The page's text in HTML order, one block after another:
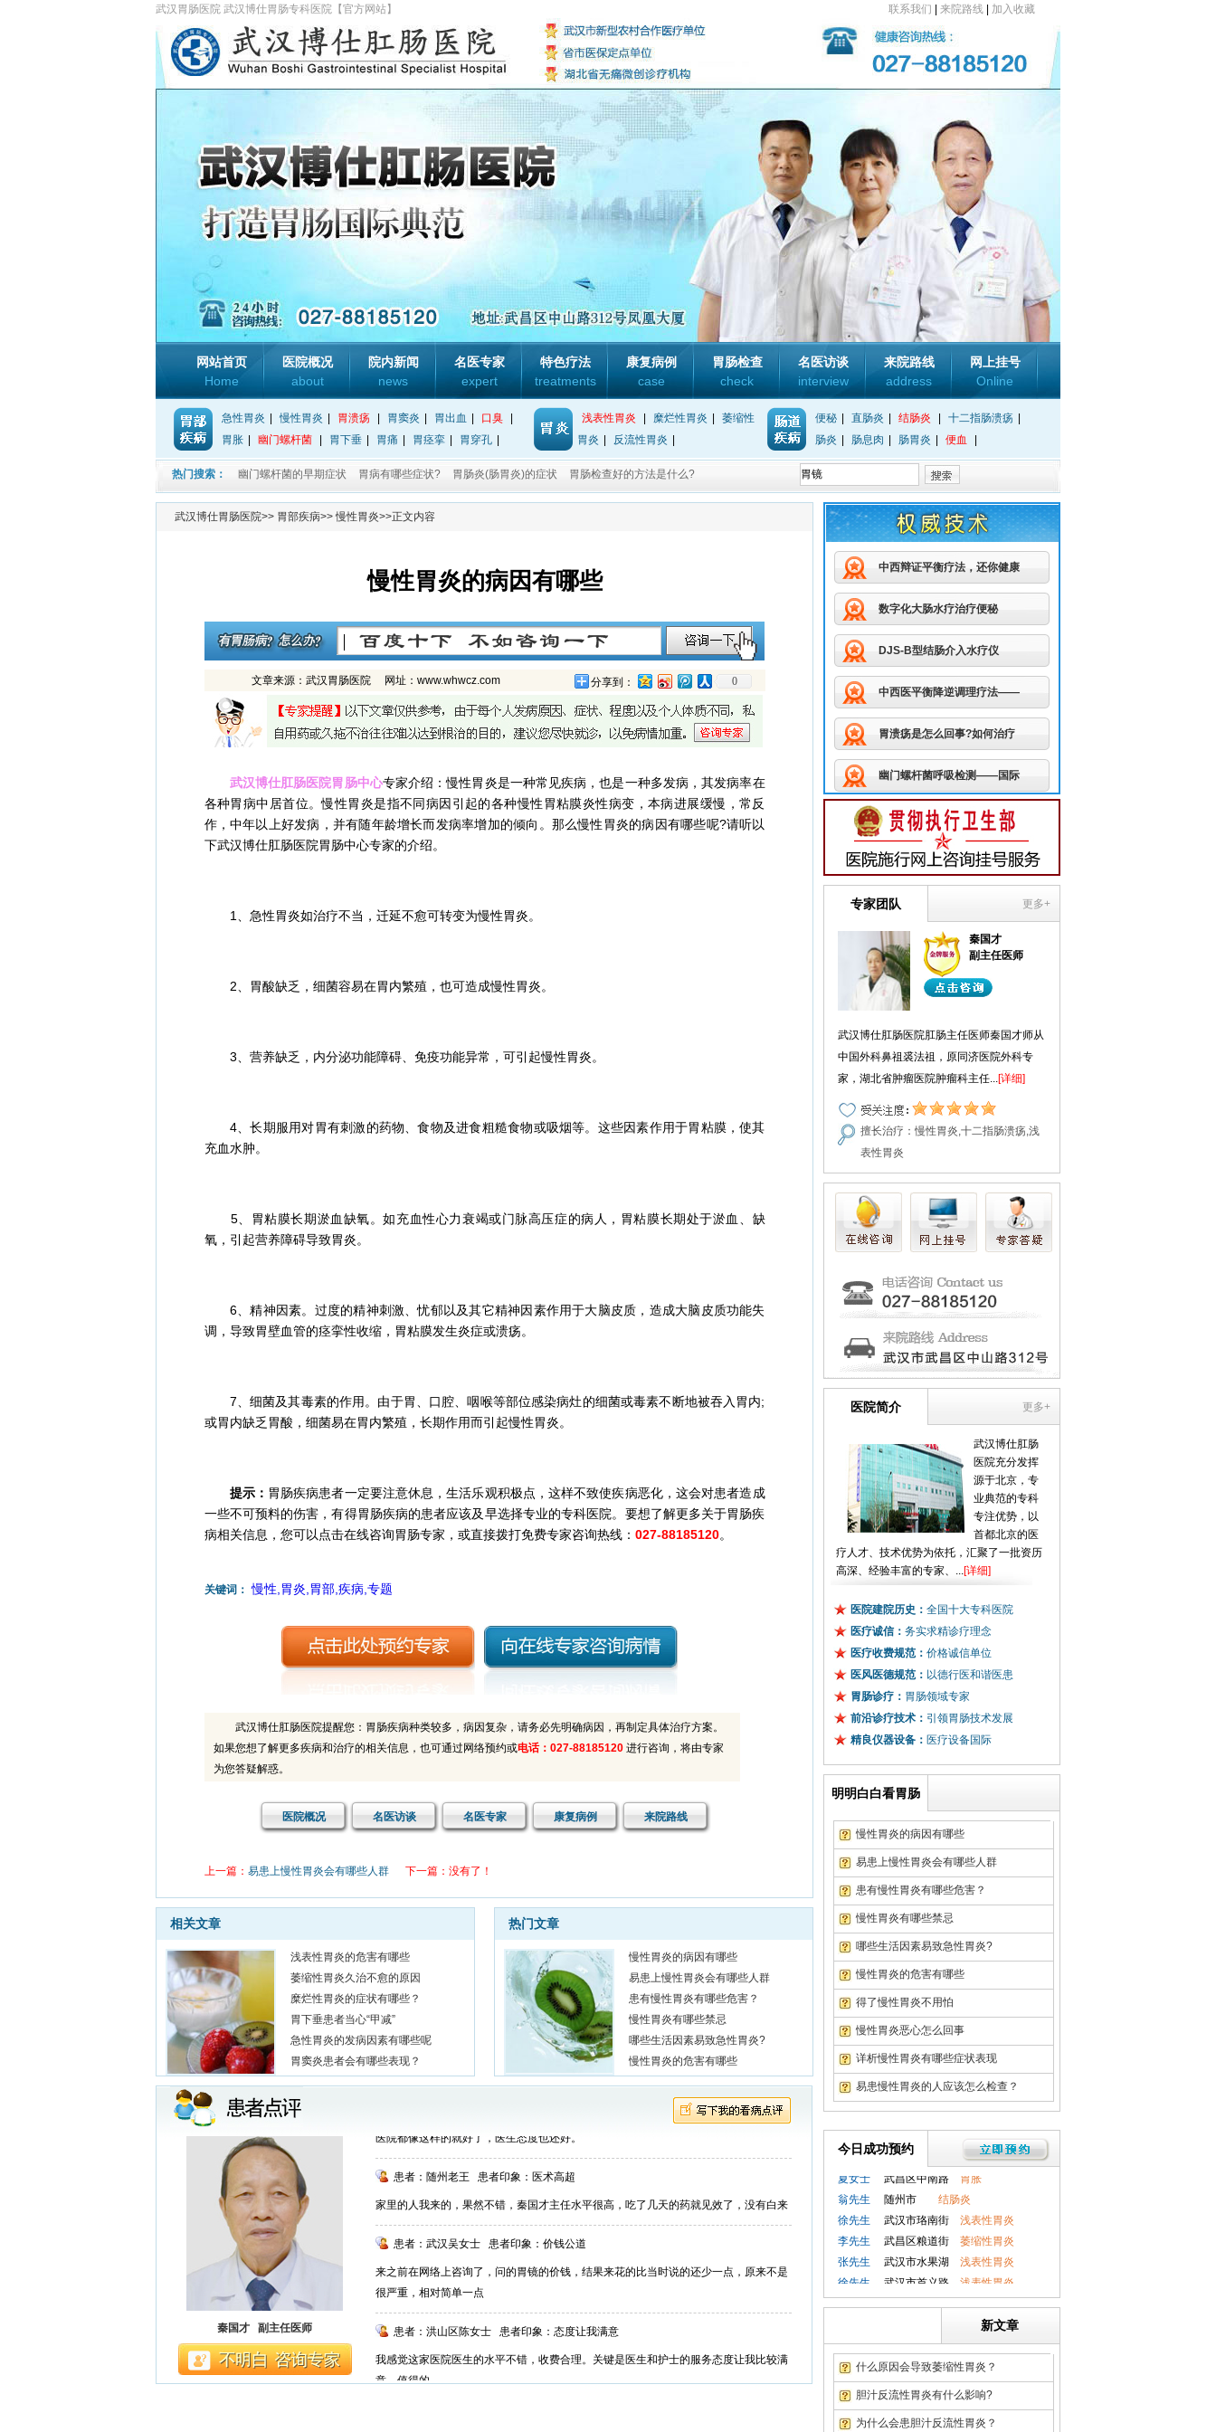
武汉胃肠医院 武汉博仕胃肠专科医院【官方网站】 联系我们 来院路线 加入收藏
网站首页
Home
医院概况
about
院内新闻
news
名医专家
expert
特色疗法
treatments
康复病例
case
胃肠检查
check
名医访谈
interview
来院路线
address
网上挂号
Online
急性胃炎 慢性胃炎 胃溃疡 胃窦炎 胃出血 口臭
胃胀
幽门螺杆菌 胃下垂 胃痛 胃痉挛 胃穿孔
浅表性胃炎 糜烂性胃炎
萎缩性
胃炎
反流性胃炎
便秘 直肠炎 结肠炎 十二指肠溃疡
肠炎
肠息肉 肠胃炎 便血
热门搜索： 幽门螺杆菌的早期症状 胃病有哪些症状? 胃肠炎(肠胃炎)的症状 胃肠检查好的方法是什么?
武汉博仕胃肠医院>> 胃部疾病>>慢性胃炎>>正文内容
慢性胃炎的病因有哪些
文章来源：武汉胃肠医院 网址：www.whwcz.com 分享到： 0
武汉博仕肛肠医院胃肠中心专家介绍：慢性胃炎是一种常见疾病，也是一种多发病，其发病率在
各种胃病中居首位。慢性胃炎是指不同病因引起的各种慢性胃粘膜炎性病变，本病进展缓慢，常反
作，中年以上好发病，并有随年龄增长而发病率增加的倾向。那么慢性胃炎的病因有哪些呢?请听以
下武汉博仕肛肠医院胃肠中心专家的介绍。
1、急性胃炎如治疗不当，迁延不愈可转变为慢性胃炎。
2、胃酸缺乏，细菌容易在胃内繁殖，也可造成慢性胃炎。
3、营养缺乏，内分泌功能障碍、免疫功能异常，可引起慢性胃炎。
4、长期服用对胃有刺激的药物、食物及进食粗糙食物或吸烟等。这些因素作用于胃粘膜，使其
充血水肿。
5、胃粘膜长期淤血缺氧。如充血性心力衰竭或门脉高压症的病人，胃粘膜长期处于淤血、缺
氧，引起营养障碍导致胃炎。
6、精神因素。过度的精神刺激、忧郁以及其它精神因素作用于大脑皮质，造成大脑皮质功能失
调，导致胃壁血管的痉挛性收缩，胃粘膜发生炎症或溃疡。
7、细菌及其毒素的作用。由于胃、口腔、咽喉等部位感染病灶的细菌或毒素不断地被吞入胃内;
或胃内缺乏胃酸，细菌易在胃内繁殖，长期作用而引起慢性胃炎。
提示： 胃肠疾病患者一定要注意休息，生活乐观积极点，这样不致使疾病恶化，这会对患者造成
一些不可预料的伤害，有得胃肠疾病的患者应该及早选择专业的专科医院。要想了解更多关于胃肠疾
病相关信息，您可以点击在线咨询胃肠专家，或直接拨打免费专家咨询热线： 027-88185120。
关键词： 慢性,胃炎,胃部,疾病,专题
武汉博仕肛肠医院提醒您：胃肠疾病种类较多，病因复杂，请务必先明确病因，再制定具体治疗方案。
如果您想了解更多疾病和治疗的相关信息，也可通过网络预约或电话：027-88185120 进行咨询，将由专家
为您答疑解惑。
医院概况 名医访谈 名医专家 康复病例 来院路线
上一篇： 易患上慢性胃炎会有哪些人群 下一篇：没有了！
相关文章
浅表性胃炎的危害有哪些
萎缩性胃炎久治不愈的原因
糜烂性胃炎的症状有哪些？
胃下垂患者当心“甲减”
急性胃炎的发病因素有哪些呢
胃窦炎患者会有哪些表现？
热门文章
慢性胃炎的病因有哪些
易患上慢性胃炎会有哪些人群
患有慢性胃炎有哪些危害？
慢性胃炎有哪些禁忌
哪些生活因素易致急性胃炎?
慢性胃炎的危害有哪些
秦国才 副主任医师
患者：武汉小张 患者印象：医院环境不错
前些日子陪老爸老妈去做身体检查，医院环境不错，大夫也很认真负责。没有什么大毛
患者：宜昌钱先生 患者印象：不错，医生水平不错
患的是慢性糜烂性胃炎，去过好多家医院都没有治断根，还是在网上看到博仕肛肠医院
的，经过秦主任的治疗，吃了几个疗程的药后，现在好多了，在这里谢谢秦主任。
患者：武汉刘先生 患者印象：医院环境好，看病方便
通过电话预约的，第二天到医院时不用排队，看病比较方便，没有乱糟糟的感觉，要是
患者：随州老王 患者印象：医术高超
患者：武汉吴女士 患者印象：价钱公道
很严重，相对简单一点
患者：洪山区陈女士 患者印象：态度让我满意
意，值得的。
中西辩证平衡疗法，还你健康
数字化大肠水疗治疗便秘
DJS-B型结肠介入水疗仪
中西医平衡降逆调理疗法——
胃溃疡是怎么回事?如何治疗
幽门螺杆菌呼吸检测——国际
更多+
专家团队
秦国才
副主任医师
武汉博仕肛肠医院肛肠主任医师秦国才师从
中国外科鼻祖裘法祖，原同济医院外科专
家，湖北省肿瘤医院肿瘤科主任...[详细]
擅长治疗：慢性胃炎,十二指肠溃疡,浅
表性胃炎
更多+
医院简介
武汉博仕肛肠
医院充分发挥
源于北京，专
业典范的专科
专注优势，以
首都北京的医
疗人才、技术优势为依托，汇聚了一批资历
高深、经验丰富的专家、...[详细]
医院建院历史： 全国十大专科医院
医疗诚信： 务实求精诊疗理念
医疗收费规范： 价格诚信单位
医风医德规范： 以德行医和谐医患
胃肠诊疗： 胃肠领域专家
前沿诊疗技术： 引领胃肠技术发展
精良仪器设备： 医疗设备国际
明明白白看胃肠
慢性胃炎的病因有哪些
易患上慢性胃炎会有哪些人群
患有慢性胃炎有哪些危害？
慢性胃炎有哪些禁忌
哪些生活因素易致急性胃炎?
慢性胃炎的危害有哪些
得了慢性胃炎不用怕
慢性胃炎恶心怎么回事
详析慢性胃炎有哪些症状表现
易患慢性胃炎的人应该怎么检查？
今日成功预约
徐先生武汉市珞南街浅表性胃炎
李先生武昌区粮道街萎缩性胃炎
张先生
徐先生武汉市首义路浅表性胃炎
赵女士武汉市关山萎缩性胃炎
张先生武汉徐家棚胃溃疡
吴先生武汉积玉桥 胃肠息肉
直肠炎
钱先生 孝感市
胃肠息肉
夏女士 武昌区中南路 胃胀
翁先生 随州市
结肠炎
徐先生 武汉市珞南街 浅表性胃炎
李先生 武昌区粮道街 萎缩性胃炎
张先生 武汉市水果湖 浅表性胃炎
徐先生 武汉市首义路 浅表性胃炎
吴先生武汉积玉桥胃肠息肉
赵女士武汉紫阳街十二指肠炎
刘先生 洪山区关山 直肠炎
钱先生孝感市胃肠息肉
夏女士 武昌区中南路胃胀
新文章
什么原因会导致萎缩性胃炎？
胆汁反流性胃炎有什么影响?
为什么会患胆汁反流性胃炎？